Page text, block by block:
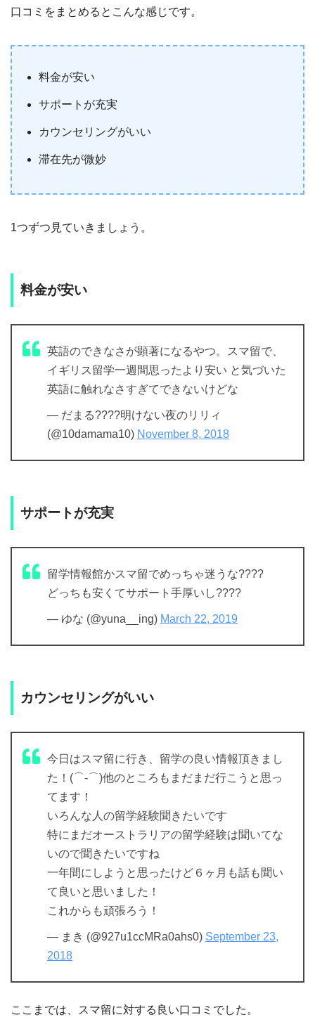
口コミをまとめるとこんな感じです。
料金が安い
サポートが充実
カウンセリングがいい
滞在先が微妙
1つずつ見ていきましょう。
料金が安い
英語のできなさが顕著になるやつ。スマ留で、
イギリス留学一週間思ったより安い と気づいた
英語に触れなさすぎてできないけどな
— だまる????明けない夜のリリィ
(@10damama10) November 8, 2018
サポートが充実
留学情報館かスマ留でめっちゃ迷うな????
どっちも安くてサポート手厚いし????
— ゆな (@yuna__ing) March 22, 2019
カウンセリングがいい
今日はスマ留に行き、留学の良い情報頂きまし
た！(⌒‐⌒)他のところもまだまだ行こうと思っ
てます！
いろんな人の留学経験聞きたいです
特にまだオーストラリアの留学経験は聞いてな
いので聞きたいですね
一年間にしようと思ったけど６ヶ月も話も聞い
て良いと思いました！
これからも頑張ろう！
— まき (@927u1ccMRa0ahs0) September 23,
2018
ここまでは、スマ留に対する良い口コミでした。